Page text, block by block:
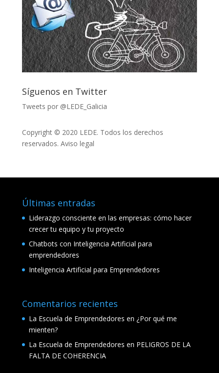
Síguenos en Twitter
Tweets por @LEDE_Galicia
Copyright © 2020 LEDE. Todos los derechos
reservados. Aviso legal
Últimas entradas
Liderazgo consciente en las empresas: cómo hacer
crecer tu equipo y tu proyecto
Chatbots con Inteligencia Artificial para
emprendedores
Inteligencia Artificial para Emprendedores
Comentarios recientes
La Escuela de Emprendedores en ¿Por qué me
mienten?
La Escuela de Emprendedores en PELIGROS DE LA
FALTA DE COHERENCIA